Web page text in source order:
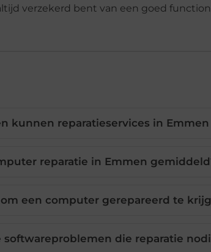
verzekerd bent van een goed
kunnen reparatieservices in Emmen
reparatie in Emmen
een computer gerepareerd te
die reparatie